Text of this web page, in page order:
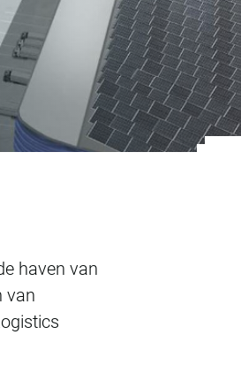
haven van
van